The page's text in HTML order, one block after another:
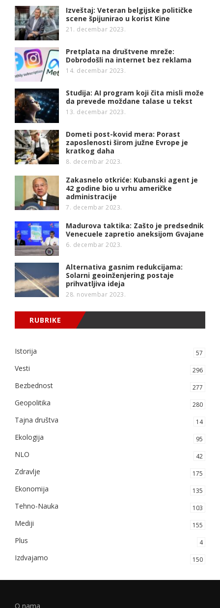
Izveštaj: Veteran belgijske političke
scene špijunirao u korist Kine
21. decembar 2023.
Pretplata na društvene mreže:
Dobrodošli na internet bez reklama
14. decembar 2023.
Studija: AI program koji čita misli može
da prevede moždane talase u tekst
13. decembar 2023.
Dometi post-kovid mera: Porast
zaposlenosti širom južne Evrope je
kratkog daha
8. decembar 2023.
Zakasnelo otkriće: Kubanski agent je
42 godine bio u vrhu američke
administracije
7. decembar 2023.
Madurova taktika: Zašto je predsednik
Venecuele zapretio aneksijom Gvajane
6. decembar 2023.
Alternativa gasnim redukcijama:
Solarni geoinženjering postaje
prihvatljiva ideja
28. novembar 2023.
RUBRIKE
Istorija 57
Vesti 296
Bezbednost 277
Geopolitika 280
Tajna društva 14
Ekologija 95
NLO 42
Zdravlje 175
Ekonomija 135
Tehno-Nauka 103
Mediji 155
Plus 4
Izdvajamo 150
O nama